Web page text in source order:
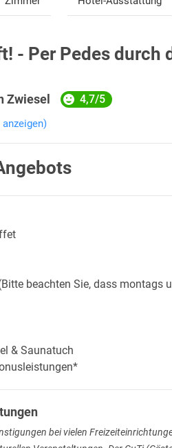
- Per Pedes durch
Zwiesel 4,7/5
anzeigen)
beachten Sie, dass montags
& Saunatuch
bei vielen